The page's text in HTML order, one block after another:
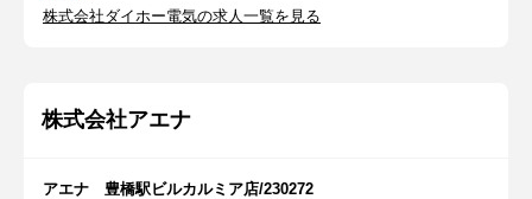
株式会社ダイホー電気の求人一覧を見る
株式会社アエナ
アエナ 豊橋駅ビルカルミア店/230272